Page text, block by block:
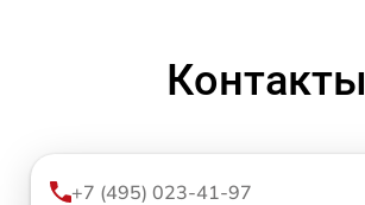
Контакты
+7 (495) 023-41-97